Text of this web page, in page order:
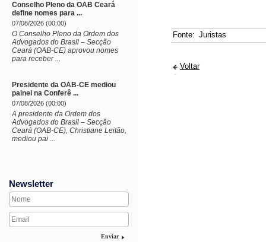
Conselho Pleno da OAB Ceará
define nomes para ...
07/08/2026 (00:00)
O Conselho Pleno da Ordem dos
Advogados do Brasil – Secção
Ceará (OAB-CE) aprovou nomes
para receber ...
Presidente da OAB-CE mediou
painel na Conferê ...
07/08/2026 (00:00)
A presidente da Ordem dos
Advogados do Brasil – Secção
Ceará (OAB-CE), Christiane Leitão,
mediou pai ...
Newsletter
Enviar
Fonte: Juristas
Voltar